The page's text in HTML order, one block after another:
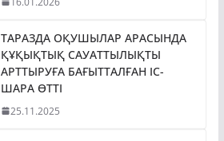
16.01.2026
ТАРАЗДА ОҚУШЫЛАР АРАСЫНДА
ҚҰҚЫҚТЫҚ САУАТТЫЛЫҚТЫ
АРТТЫРУҒА БАҒЫТТАЛҒАН ІС-
ШАРА ӨТТІ
25.11.2025